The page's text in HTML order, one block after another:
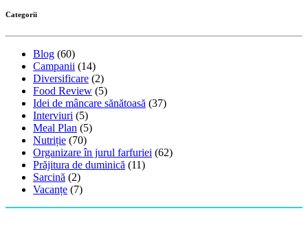
Categorii
Blog (60)
Campanii (14)
Diversificare (2)
Food Review (5)
Idei de mâncare sănătoasă (37)
Interviuri (5)
Meal Plan (5)
Nutriție (70)
Organizare în jurul farfuriei (62)
Prăjitura de duminică (11)
Sarcină (2)
Vacanțe (7)